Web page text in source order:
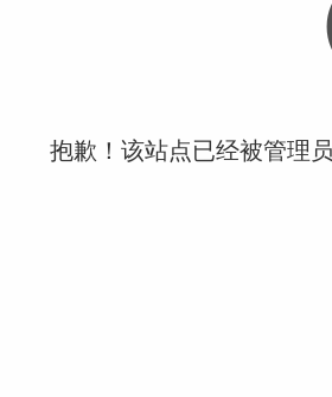
抱歉！该站点已经被管理